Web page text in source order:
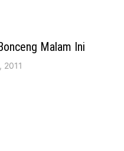
Malam Ini
2011